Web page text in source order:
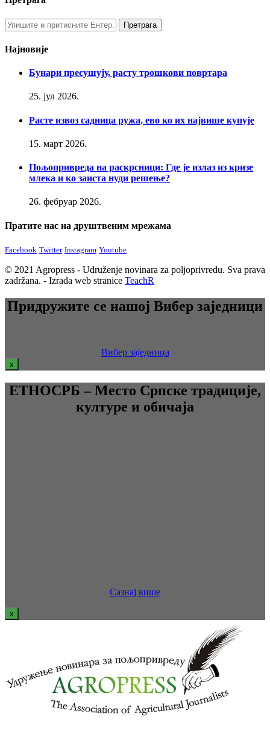
Најновије
Бунари пресушују, расту трошкови повртара
25. јул 2026.
Расте извоз садница ружа, ево ко их највише купује
15. март 2026.
Пољопривреда на раскрсници: Где је излаз из кризе
млека и ко заиста нуди решење?
26. фебруар 2026.
Пратите нас на друштвеним мрежама
Facebook Twitter Instagram Youtube
© 2021 Agropress - Udruženje novinara za poljoprivredu. Sva prava
zadržana. - Izrada web stranice TeachR
Придружите се нашој Вибер заједници
Вибер заједница
x
ЕТНОСРБ – Место Српске традиције,
културе и обичаја
Сазнај више
x